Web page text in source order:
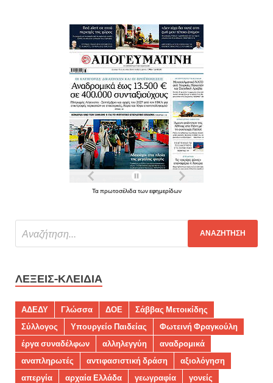
Τα πρωτοσέλιδα των εφημερίδων
ΛΈΞΕΙΣ-ΚΛΕΙΔΙΆ
ΑΔΕΔΥ Γλώσσα ΔΟΕ
Σάββας Μετοικίδης
Σύλλογος
Υπουργείο Παιδείας
Φωτεινή Φραγκούλη
έργα συναδέλφων
αλληλεγγύη
αναδρομικά
αναπληρωτές
αντιφασιστική δράση
αξιολόγηση
απεργία
αρχαία Ελλάδα γεωγραφία
γονείς